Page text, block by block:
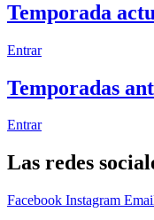
Temporada
Entrar
Temporadas
Entrar
Las redes
Facebook Instagram